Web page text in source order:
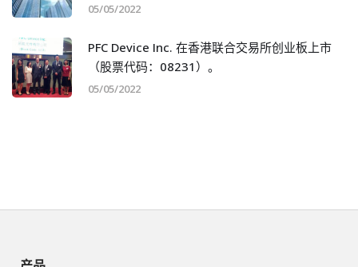
05/05/2022
PFC Device Inc. 在香港联合交易所创业板上市
（股票代码：08231）。
05/05/2022